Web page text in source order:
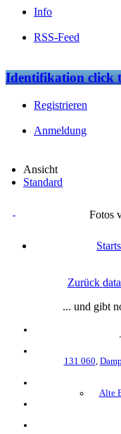
Info
RSS-Feed
Identifikationclick
Registrieren
Anmeldung
Ansicht
Standard
Fotos
Zurück
... und gibt
131 060
Alte